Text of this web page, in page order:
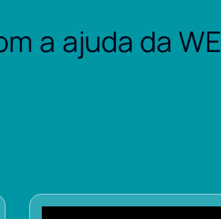
a ajuda da WE